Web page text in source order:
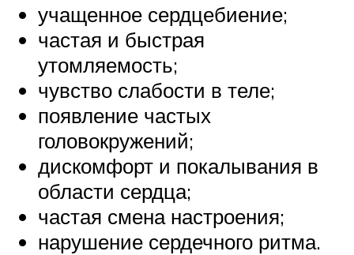
учащенное сердцебиение;
частая и быстрая
утомляемость;
чувство слабости в теле;
появление частых
головокружений;
дискомфорт и покалывания в
области сердца;
частая смена настроения;
нарушение сердечного ритма.